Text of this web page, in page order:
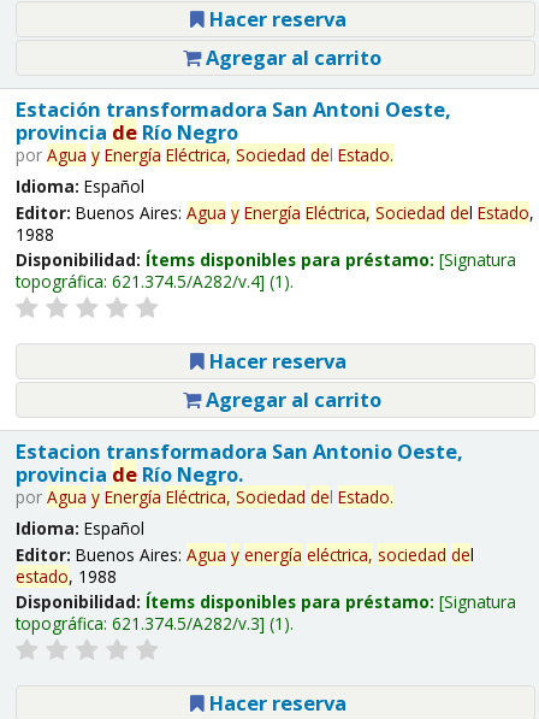
Hacer reserva
Agregar al carrito
Estación transformadora San Antoni Oeste,
provincia deRío Negro
por Agua y Energía Eléctrica, Sociedad del Estado.
Idioma: Español
Editor: Buenos Aires: Agua y Energía Eléctrica, Sociedad del Estado,
1988
Disponibilidad: Ítems disponibles para préstamo: Signatura
topográfica: 621.374.5/A282/v.4 (1).
Hacer reserva
Agregar al carrito
Estacion transformadora San Antonio Oeste,
provincia deRío Negro.
por Agua y Energía Eléctrica, Sociedad del Estado.
Idioma: Español
Editor: Buenos Aires: Agua y energía eléctrica, sociedad del
estado, 1988
Disponibilidad: Ítems disponibles para préstamo: Signatura
topográfica: 621.374.5/A282/v.3 (1).
Hacer reserva